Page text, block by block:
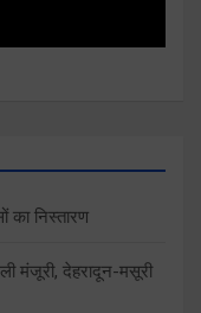
का निस्तारण
मंजूरी, देहरादून-मसूरी